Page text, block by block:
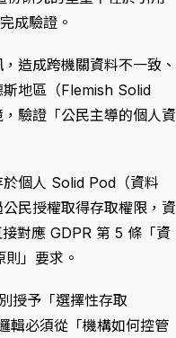
成驗證。
造成跨機關資料不一致、
斯地區（Flemish Solid
驗證「公民主導的個人資
個人 Solid Pod（資料
民授權取得存取權限，資
對應 GDPR 第 5 條「資
」要求。
授予「選擇性存取
輯必須從「機構如何控管